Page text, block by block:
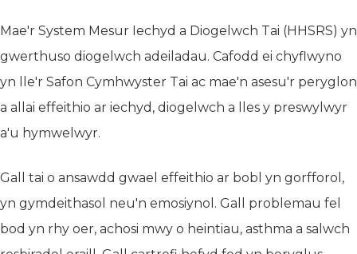
Mae'r System Mesur Iechyd a Diogelwch Tai (HHSRS) yn
gwerthuso diogelwch adeiladau. Cafodd ei chyflwyno
yn lle'r Safon Cymhwyster Tai ac mae'n asesu'r peryglon
a allai effeithio ar iechyd, diogelwch a lles y preswylwyr
a'u hymwelwyr.
Gall tai o ansawdd gwael effeithio ar bobl yn gorfforol,
yn gymdeithasol neu'n emosiynol. Gall problemau fel
bod yn rhy oer, achosi mwy o heintiau, asthma a salwch